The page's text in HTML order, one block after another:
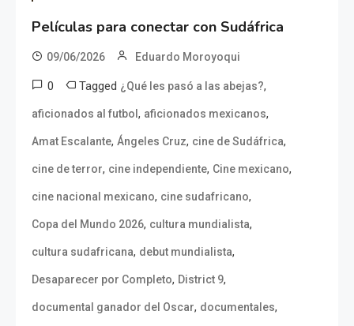
Películas para conectar con Sudáfrica
09/06/2026 Eduardo Moroyoqui
0 Tagged ¿Qué les pasó a las abejas?,
aficionados al futbol , aficionados mexicanos,
Amat Escalante, Ángeles Cruz, cine de Sudáfrica,
cine de terror, cine independiente, Cine mexicano,
cine nacional mexicano, cine sudafricano,
Copa del Mundo 2026, cultura mundialista,
cultura sudafricana, debut mundialista,
Desaparecer por Completo, District 9,
documental ganador del Oscar, documentales,